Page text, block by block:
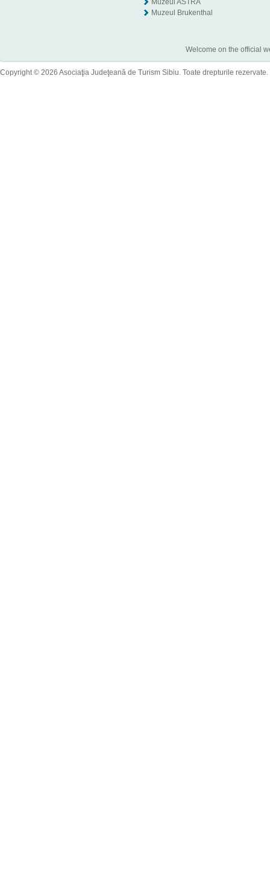
Muzeul ASTRA
Muzeul Brukenthal
Welcome on the official
Copyright © 2026 Asociaţia Judeţeană de Turism Sibiu. Toate drepturile rezervate.